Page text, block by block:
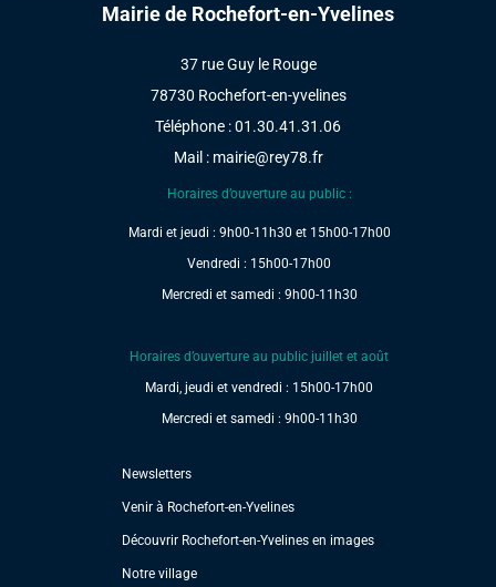
Mairie de Rochefort-en-Yvelines
37 rue Guy le Rouge
78730 Rochefort-en-yvelines
Téléphone : 01.30.41.31.06
Mail : mairie@rey78.fr
Horaires d’ouverture au public :
Mardi et jeudi : 9h00-11h30 et 15h00-17h00
Vendredi : 15h00-17h00
Mercredi et samedi : 9h00-11h30
Horaires d’ouverture au public juillet et août
Mardi, jeudi et vendredi : 15h00-17h00
Mercredi et samedi : 9h00-11h30
Newsletters
Venir à Rochefort-en-Yvelines
Découvrir Rochefort-en-Yvelines en images
Notre village